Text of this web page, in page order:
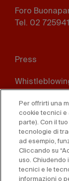
Foro
Tel. 02
menu
Press
Disclaimer
Cookies
Dichiarazione
accessibilità
Per offrirti una
cookie tecnici e
parte). Con il
tecnologie di
ad esempio,
Cliccando su
uso. Chiudendo
tecnici e le
informazioni o